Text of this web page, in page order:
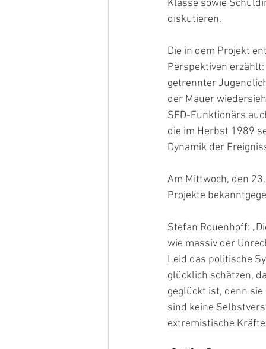
Klasse sowie
diskutieren.
Die in dem Projekt
Perspektiven
getrennter
der Mauer
SED-Funktionärs
die im Herbst 1989
Dynamik der
Am Mittwoch, den
Projekte
Stefan Rouenhoff:
wie massiv der
Leid das politische
glücklich schätzen,
geglückt ist, denn
sind keine
extremistische